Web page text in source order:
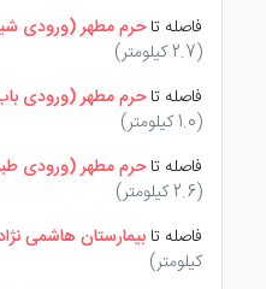
فاصله تاحرم مطهر (ورودی
(2.7 کیلومتر)
فاصله تاحرم مطهر (ورودی
(1.0 کیلومتر)
فاصله تاحرم مطهر (ورودی
(2.6 کیلومتر)
فاصله تا بیمارستان هاشمی
کیلومتر)